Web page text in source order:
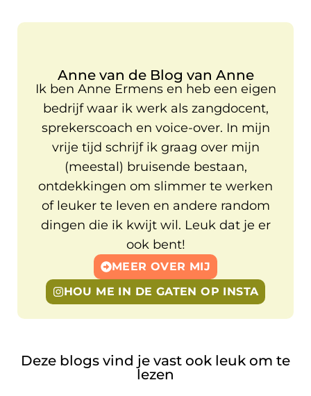
Anne van de Blog van Anne
Ik ben Anne Ermens en heb een eigen
bedrijf waar ik werk als zangdocent,
sprekerscoach en voice-over. In mijn
vrije tijd schrijf ik graag over mijn
(meestal) bruisende bestaan,
ontdekkingen om slimmer te werken
of leuker te leven en andere random
dingen die ik kwijt wil. Leuk dat je er
ook bent!
MEER OVER MIJ
HOU ME IN DE GATEN OP INSTA
Deze blogs vind je vast ook leuk om te
lezen